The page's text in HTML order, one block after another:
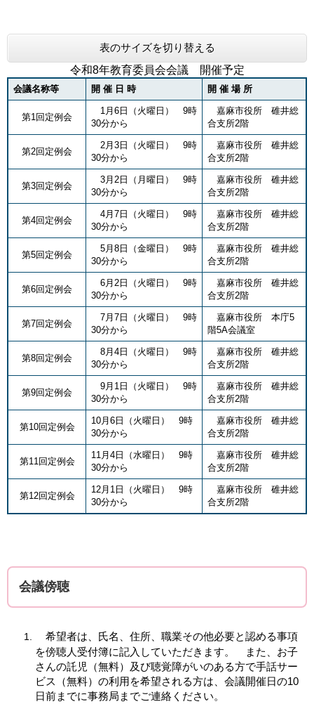
表のサイズを切り替える
令和8年教育委員会会議 開催予定
会議名称等 開 催 日 時 開 催 場 所
第1回定例会
1月6日（火曜日） 9時
30分から
嘉麻市役所 碓井総
合支所2階
第2回定例会
2月3日（火曜日） 9時
30分から
嘉麻市役所 碓井総
合支所2階
第3回定例会
3月2日（月曜日） 9時
30分から
嘉麻市役所 碓井総
合支所2階
第4回定例会
4月7日（火曜日） 9時
30分から
嘉麻市役所 碓井総
合支所2階
第5回定例会
5月8日（金曜日） 9時
30分から
嘉麻市役所 碓井総
合支所2階
第6回定例会
6月2日（火曜日） 9時
30分から
嘉麻市役所 碓井総
合支所2階
第7回定例会
7月7日（火曜日） 9時
30分から
嘉麻市役所 本庁5
階5A会議室
第8回定例会
8月4日（火曜日） 9時
30分から
嘉麻市役所 碓井総
合支所2階
第9回定例会
9月1日（火曜日） 9時
30分から
嘉麻市役所 碓井総
合支所2階
第10回定例会
10月6日（火曜日） 9時
30分から
嘉麻市役所 碓井総
合支所2階
第11回定例会
11月4日（水曜日） 9時
30分から
嘉麻市役所 碓井総
合支所2階
第12回定例会
12月1日（火曜日） 9時
30分から
嘉麻市役所 碓井総
合支所2階
会議傍聴
希望者は、氏名、住所、職業その他必要と認める事項
を傍聴人受付簿に記入していただきます。 また、お子
さんの託児（無料）及び聴覚障がいのある方で手話サー
ビス（無料）の利用を希望される方は、会議開催日の10
日前までに事務局までご連絡ください。